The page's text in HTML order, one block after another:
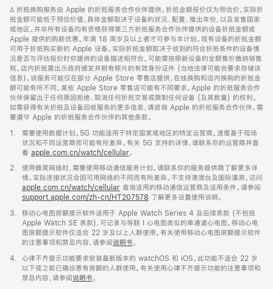
中
打
开)
脚
注
∆ 折抵换购服务由 Apple 的折抵服务合作伙伴提供。折抵金额报价仅为预估价，实际折
抵金额可能低于预估价值，具体金额取决于设备的状况、配置、推出年份，以及发售国家
或地区。并非所有设备均有资格获得第三方折抵服务合作伙伴提供的设备折抵金额或
Apple 提供的购新优惠。年满 18 周岁及以上者才可参与本计划。现有设备的折抵金额
可用于折抵购买新的 Apple 设备。实际折抵金额取决于收到的符合折抵条件的设备情
况是否与评估报价时你提供的设备描述相符合。可能需按照新设备的全额售价缴纳销售
税。店内折抵需出示政府颁发并附有照片的有效身份证件 (当地法律可能会要求存储该
信息)。该服务可能仅在部分 Apple Store 零售店提供，在线换购和店内换购的折抵金
额可能有所不同。某些 Apple Store 零售店可能有不同要求。Apple 的折抵服务合作
伙伴保留出于任何原因拒绝、取消任何折抵交易或限制任何设备 (及其数量) 的权利。
如需获得有关折抵及设备回收服务的更多信息，请咨询 Apple 的折抵服务合作伙伴。需
要遵守 Apple 的折抵服务合作伙伴的其他条款。
脚
1.
需要使用数据计划。5G 功能适用于特定国家或地区的特定运营商。速度基于现场
状况和不同运营商而可能有所差异。有关 5G 支持的详情，请联系你的运营商并查
看 apple.com.cn/watch/cellular。
脚
2.
使用蜂窝网络时，需要使用移动通信服务计划。请联系你的服务提供商了解更多详
情。实际连接状况会因可用网络的不同而有所差异。不支持港澳台及国际漫游。访问
apple.com.cn/watch/cellular 查询适用的移动通信运营商及适用条件。请参阅
support.apple.com/zh-cn/HT207578 (在
窗
口
中
开)
了解更多设置使用说明。
脚
3.
移动心电图房颤提示软件适用于 Apple Watch Series 4 及后续表款 (不包括
Apple Watch SE 表款)，可记录与导联 I 心电图类似的单通道心电图。移动心电
图房颤提示软件仅适合 22 岁及以上人群使用。有关使用移动心电图房颤提示软件
的注意事项和禁忌内容，请参阅说明书。
脚
4.
心律不齐提示功能要求安装最新版本的 watchOS 和 iOS。此功能不适合 22 岁
以下或之前已确诊患有房颤的人群使用。有关使用心律不齐提示功能的注意事项和
禁忌内容，请参阅说明书。